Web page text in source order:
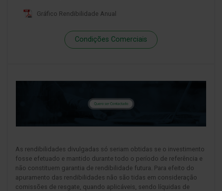
Gráfico Rendibilidade Anual
Condições Comerciais
As rendibilidades divulgadas só seriam obtidas se o investimento
fosse efetuado e mantido durante todo o período de referência e
não constituem garantia de rendibilidade futura. Para efeito do
apuramento das rendibilidades não são tidas em consideração
comissões de resgate, quando aplicáveis, sendo líquidas de